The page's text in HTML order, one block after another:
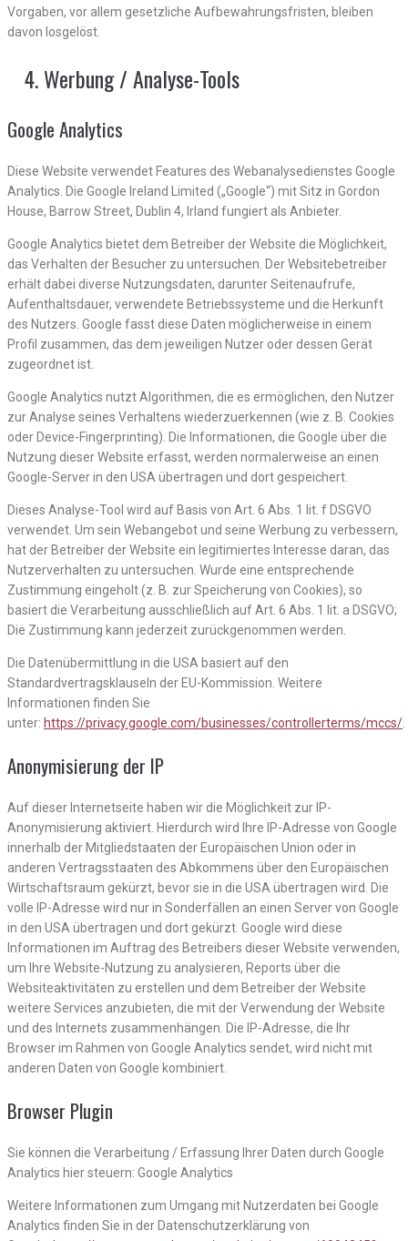
Vorgaben, vor allem gesetzliche Aufbewahrungsfristen, bleiben
davon losgelöst.
Werbung / Analyse-Tools
Google Analytics
Diese Website verwendet Features des Webanalysedienstes Google
Analytics. Die Google Ireland Limited („Google“) mit Sitz in Gordon
House, Barrow Street, Dublin 4, Irland fungiert als Anbieter.
Google Analytics bietet dem Betreiber der Website die Möglichkeit,
das Verhalten der Besucher zu untersuchen. Der Websitebetreiber
erhält dabei diverse Nutzungsdaten, darunter Seitenaufrufe,
Aufenthaltsdauer, verwendete Betriebssysteme und die Herkunft
des Nutzers. Google fasst diese Daten möglicherweise in einem
Profil zusammen, das dem jeweiligen Nutzer oder dessen Gerät
zugeordnet ist.
Google Analytics nutzt Algorithmen, die es ermöglichen, den Nutzer
zur Analyse seines Verhaltens wiederzuerkennen (wie z. B. Cookies
oder Device-Fingerprinting). Die Informationen, die Google über die
Nutzung dieser Website erfasst, werden normalerweise an einen
Google-Server in den USA übertragen und dort gespeichert.
Dieses Analyse-Tool wird auf Basis von Art. 6 Abs. 1 lit. f DSGVO
verwendet. Um sein Webangebot und seine Werbung zu verbessern,
hat der Betreiber der Website ein legitimiertes Interesse daran, das
Nutzerverhalten zu untersuchen. Wurde eine entsprechende
Zustimmung eingeholt (z. B. zur Speicherung von Cookies), so
basiert die Verarbeitung ausschließlich auf Art. 6 Abs. 1 lit. a DSGVO;
Die Zustimmung kann jederzeit zurückgenommen werden.
Die Datenübermittlung in die USA basiert auf den
Standardvertragsklauseln der EU-Kommission. Weitere
Informationen finden Sie
unter: https://privacy.google.com/businesses/controllerterms/mccs/
Anonymisierung der IP
Auf dieser Internetseite haben wir die Möglichkeit zur IP-
Anonymisierung aktiviert. Hierdurch wird Ihre IP-Adresse von Google
innerhalb der Mitgliedstaaten der Europäischen Union oder in
anderen Vertragsstaaten des Abkommens über den Europäischen
Wirtschaftsraum gekürzt, bevor sie in die USA übertragen wird. Die
volle IP-Adresse wird nur in Sonderfällen an einen Server von Google
in den USA übertragen und dort gekürzt. Google wird diese
Informationen im Auftrag des Betreibers dieser Website verwenden,
um Ihre Website-Nutzung zu analysieren, Reports über die
Websiteaktivitäten zu erstellen und dem Betreiber der Website
weitere Services anzubieten, die mit der Verwendung der Website
und des Internets zusammenhängen. Die IP-Adresse, die Ihr
Browser im Rahmen von Google Analytics sendet, wird nicht mit
anderen Daten von Google kombiniert.
Browser Plugin
Sie können die Verarbeitung / Erfassung Ihrer Daten durch Google
Analytics hier steuern: Google Analytics
Weitere Informationen zum Umgang mit Nutzerdaten bei Google
Analytics finden Sie in der Datenschutzerklärung von